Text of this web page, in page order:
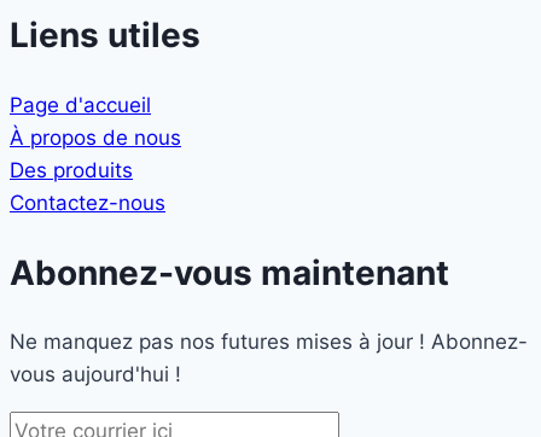
Liens utiles
Page d'accueil
À propos de nous
Des produits
Contactez-nous
Abonnez-vous maintenant
Ne manquez pas nos futures mises à jour ! Abonnez-
vous aujourd'hui !